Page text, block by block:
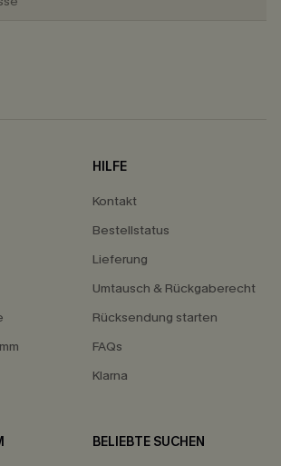
HILFE
Kontakt
Bestellstatus
Lieferung
Umtausch & Rückgaberecht
Rücksendung starten
FAQs
Klarna
BELIEBTE SUCHEN